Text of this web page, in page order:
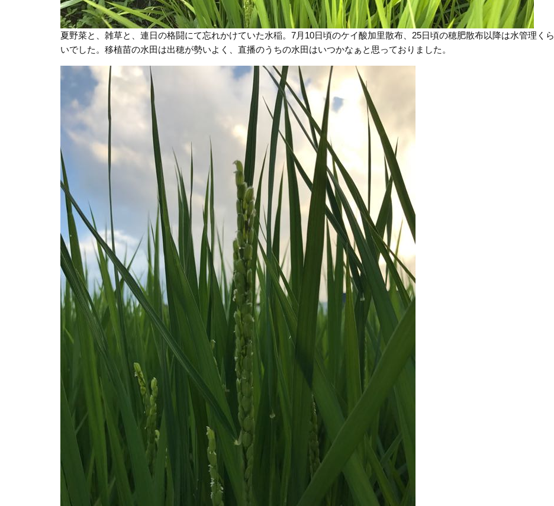
夏野菜と、雑草と、連日の格闘にて忘れかけていた水稲。7月10日頃のケイ酸加里散布、25日頃の穂肥散布以降は水管理くら
いでした。移植苗の水田は出穂が勢いよく、直播のうちの水田はいつかなぁと思っておりました。